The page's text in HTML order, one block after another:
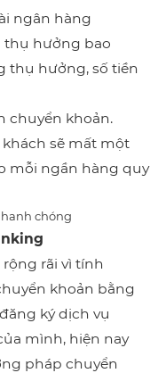
ngân hàng
thụ hưởng bao
thụ hưởng, số tiền
chuyển khoản.
sẽ mất một
mỗi ngần hàng quy
rãi vì tính
khoản bằng
ký dịch vụ
mình, hiện nay
pháp chuyển